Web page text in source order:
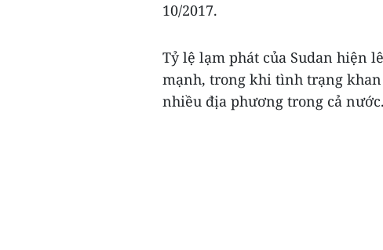
10/2017.
Tỷ lệ lạm phát của Sudan hiện
mạnh, trong khi tình trạng
nhiều địa phương trong cả